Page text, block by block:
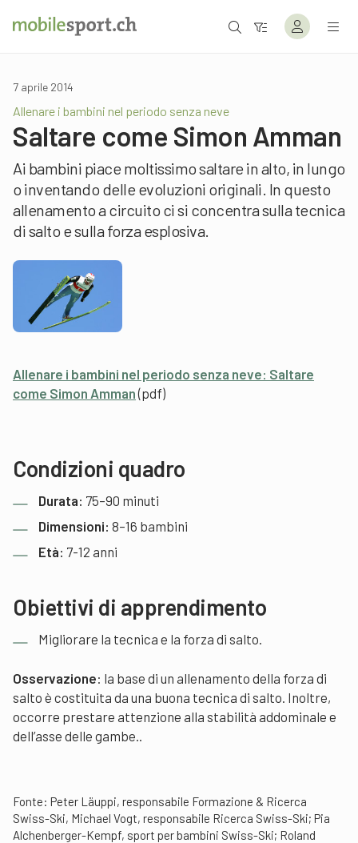
7 aprile 2014
Allenare i bambini nel periodo senza neve
Saltare come Simon Amman
Ai bambini piace moltissimo saltare in alto, in lungo
o inventando delle evoluzioni originali. In questo
allenamento a circuito ci si concentra sulla tecnica
di salto e sulla forza esplosiva.
Allenare i bambini nel periodo senza neve: Saltare
come Simon Amman(pdf)
Condizioni quadro
Durata: 75–90 minuti
Dimensioni: 8–16 bambini
Età: 7-12 anni
Obiettivi di apprendimento
Migliorare la tecnica e la forza di salto.
Osservazione: la base di un allenamento della forza di
salto è costituita da una buona tecnica di salto. Inoltre,
occorre prestare attenzione alla stabilità addominale e
dell’asse delle gambe..
Fonte: Peter Läuppi, responsabile Formazione & Ricerca
Swiss-Ski, Michael Vogt, responsabile Ricerca Swiss-Ski; Pia
Alchenberger-Kempf, sport per bambini Swiss-Ski; Roland